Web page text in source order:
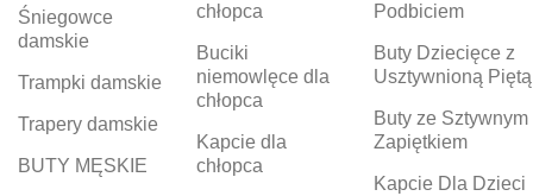
Śniegowce
damskie
Trampki damskie
Trapery damskie
BUTY MĘSKIE
chłopca
Buciki
niemowlęce dla
chłopca
Kapcie dla
chłopca
Podbiciem
Buty Dziecięce z
Usztywnioną Piętą
Buty ze Sztywnym
Zapiętkiem
Kapcie Dla Dzieci